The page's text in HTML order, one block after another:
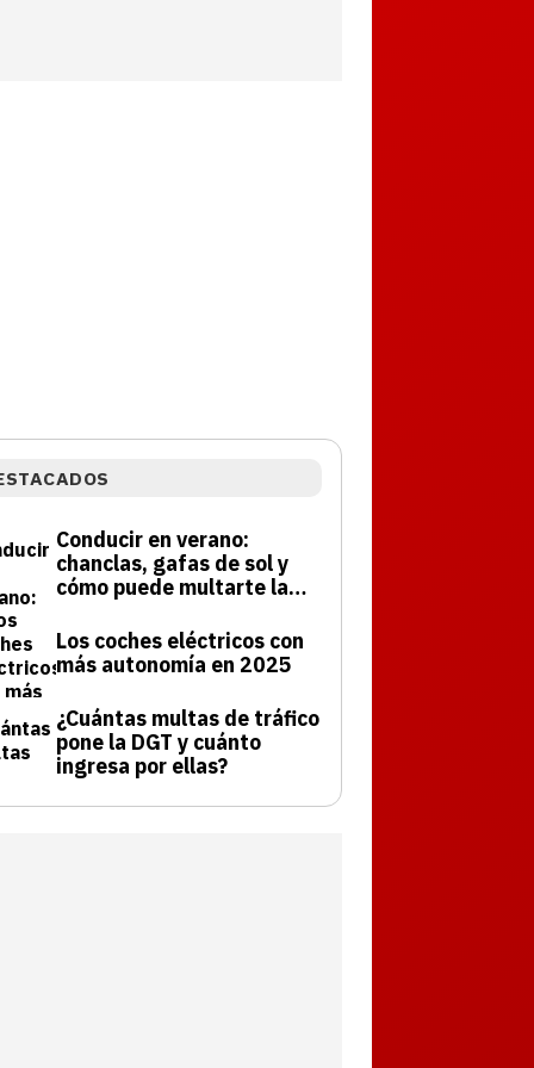
Conducir en verano:
chanclas, gafas de sol y
cómo puede multarte la
Los coches eléctricos con
más autonomía en 2025
¿Cuántas multas de tráfico
pone la DGT y cuánto
ingresa por ellas?